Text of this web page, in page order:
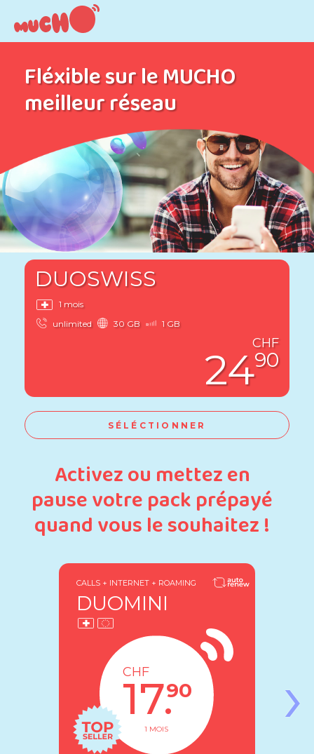
Fléxible sur le MUCHO
meilleur réseau
DUOSWISS
1 mois
unlimited
30 GB 1 GB
CHF
2490
SÉLÉCTIONNER
Activez ou mettez en
pause votre pack prépayé
quand vous le souhaitez !
CALLS + INTERNET + ROAMING
DUOMINI
CHF
17.90
1 MOIS ›